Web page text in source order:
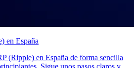
en España
(Ripple) en España de forma sencilla